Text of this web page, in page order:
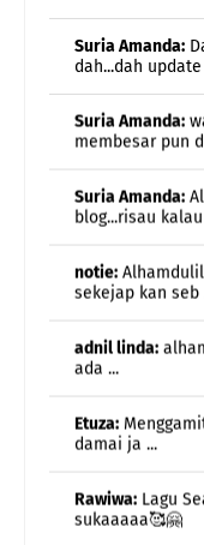
Suria Amanda:
membesar pun
Suria Amanda:
blog...risau kalau
notie:
sekejap kan seb
adnil linda:
ada ...
Etuza:
damai ja ...
Rawiwa:Lagu
sukaaaaa🥰🤗